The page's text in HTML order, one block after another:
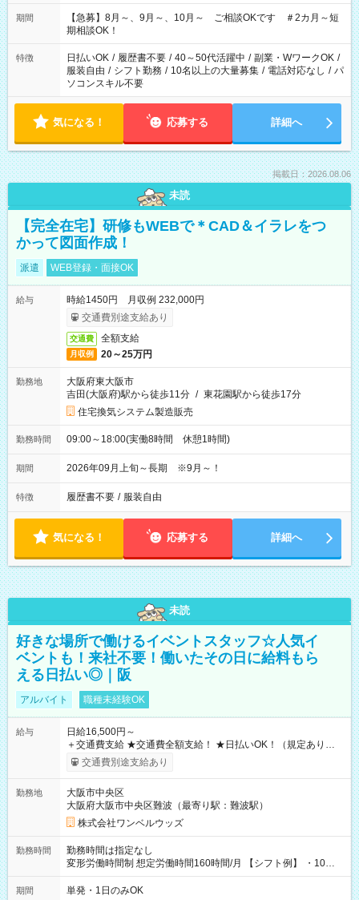
11：00～19：00 ＊12：00～19：00 ＊13：00～19：00
期間
【急募】8月～、9月～、10月～ ご相談OKです ＃2カ月～短
期相談OK！
特徴 日払いOK / 履歴書不要 / 40～50代活躍中 / 副業・WワークOK /
服装自由 / シフト勤務 / 10名以上の大量募集 / 電話対応なし / パ
ソコンスキル不要
気になる！ 応募する 詳細へ
掲載日：2026.08.06
未読
【完全在宅】研修もWEBで＊CAD＆イラレをつ
かって図面作成！
派遣 WEB登録・面接OK
給与
時給1450円 月収例 232,000円
交通費別途支給あり
交通費 全額支給
月収例 20～25万円
勤務地
大阪府東大阪市
吉田(大阪府)駅から徒歩11分 / 東花園駅から徒歩17分
住宅換気システム製造販売
勤務時間 09:00～18:00(実働8時間 休憩1時間)
期間 2026年09月上旬～長期 ※9月～！
特徴 履歴書不要 / 服装自由
気になる！ 応募する 詳細へ
未読
好きな場所で働けるイベントスタッフ☆人気イ
ベントも！来社不要！働いたその日に給料もら
える日払い◎｜阪
アルバイト 職種未経験OK
給与
日給16,500円～
＋交通費支給 ★交通費全額支給！ ★日払いOK！（規定あり） ┗
働いたその日に現金GET♪ お仕事後はコンビニATMから 日払
交通費別途支給あり
勤務地
大阪市中央区
大阪府大阪市中央区難波（最寄り駅：難波駅）
株式会社ワンベルウッズ
勤務時間
勤務時間は指定なし
変形労働時間制 想定労働時間160時間/月 【シフト例】 ・10：
00～20：00
期間 単発・1日のみOK